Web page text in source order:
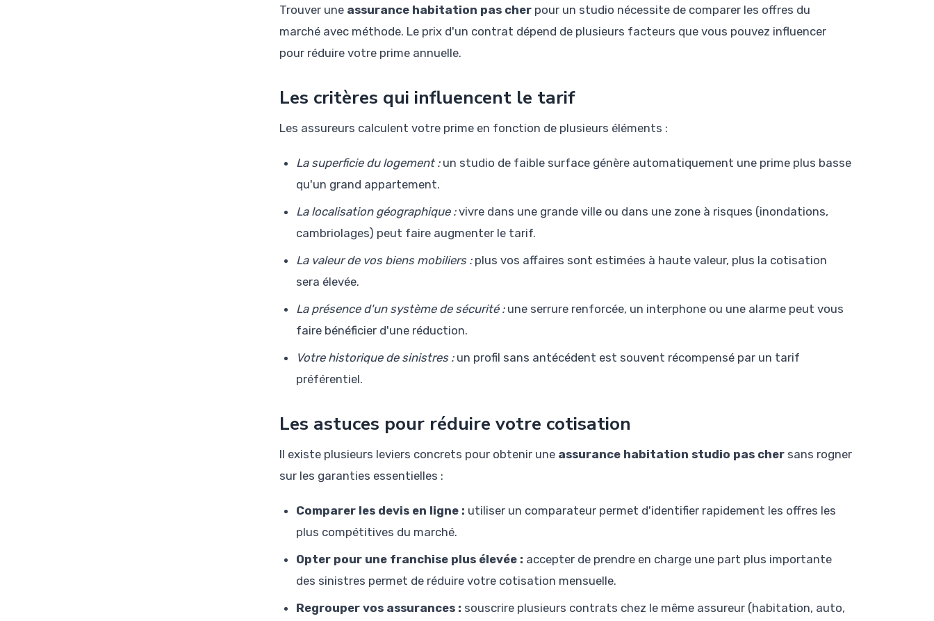
Trouver une assurance habitation pas cher pour un studio nécessite de comparer les offres du
marché avec méthode. Le prix d'un contrat dépend de plusieurs facteurs que vous pouvez influencer
pour réduire votre prime annuelle.
Les critères qui influencent le tarif
Les assureurs calculent votre prime en fonction de plusieurs éléments :
La superficie du logement :un studio de faible surface génère automatiquement une prime plus basse
qu'un grand appartement.
La localisation géographique :vivre dans une grande ville ou dans une zone à risques (inondations,
cambriolages) peut faire augmenter le tarif.
La valeur de vos biens mobiliers :plus vos affaires sont estimées à haute valeur, plus la cotisation
sera élevée.
La présence d'un système de sécurité :une serrure renforcée, un interphone ou une alarme peut vous
faire bénéficier d'une réduction.
Votre historique de sinistres :un profil sans antécédent est souvent récompensé par un tarif
préférentiel.
Les astuces pour réduire votre cotisation
Il existe plusieurs leviers concrets pour obtenir une assurance habitation studio pas cher sans rogner
sur les garanties essentielles :
Comparer les devis en ligne : utiliser un comparateur permet d'identifier rapidement les offres les
plus compétitives du marché.
Opter pour une franchise plus élevée : accepter de prendre en charge une part plus importante
des sinistres permet de réduire votre cotisation mensuelle.
Regrouper vos assurances : souscrire plusieurs contrats chez le même assureur (habitation, auto,